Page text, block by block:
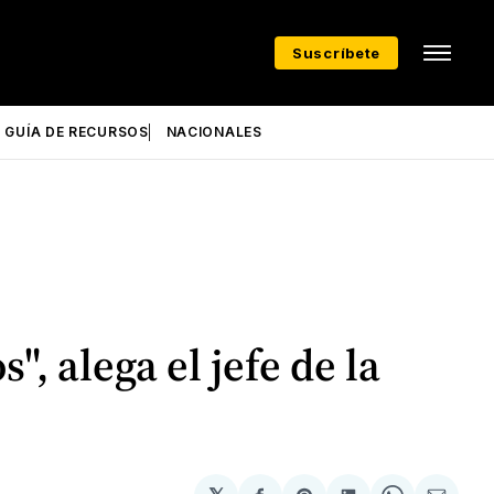
Suscríbete
GUÍA DE RECURSOS NACIONALES
alega el jefe de la